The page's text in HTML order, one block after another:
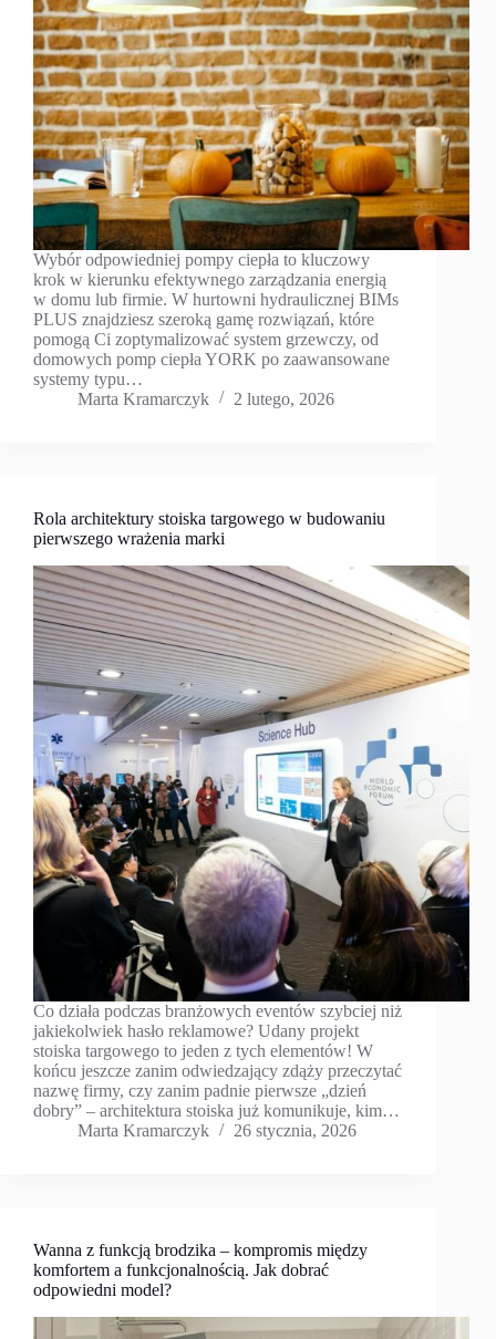
Wybór odpowiedniej pompy ciepła to kluczowy
krok w kierunku efektywnego zarządzania energią
w domu lub firmie. W hurtowni hydraulicznej BIMs
PLUS znajdziesz szeroką gamę rozwiązań, które
pomogą Ci zoptymalizować system grzewczy, od
domowych pomp ciepła YORK po zaawansowane
systemy typu…
Marta Kramarczyk
2 lutego, 2026
Rola architektury stoiska targowego w budowaniu
pierwszego wrażenia marki
Co działa podczas branżowych eventów szybciej niż
jakiekolwiek hasło reklamowe? Udany projekt
stoiska targowego to jeden z tych elementów! W
końcu jeszcze zanim odwiedzający zdąży przeczytać
nazwę firmy, czy zanim padnie pierwsze „dzień
dobry” – architektura stoiska już komunikuje, kim…
Marta Kramarczyk
26 stycznia, 2026
Wanna z funkcją brodzika – kompromis między
komfortem a funkcjonalnością. Jak dobrać
odpowiedni model?